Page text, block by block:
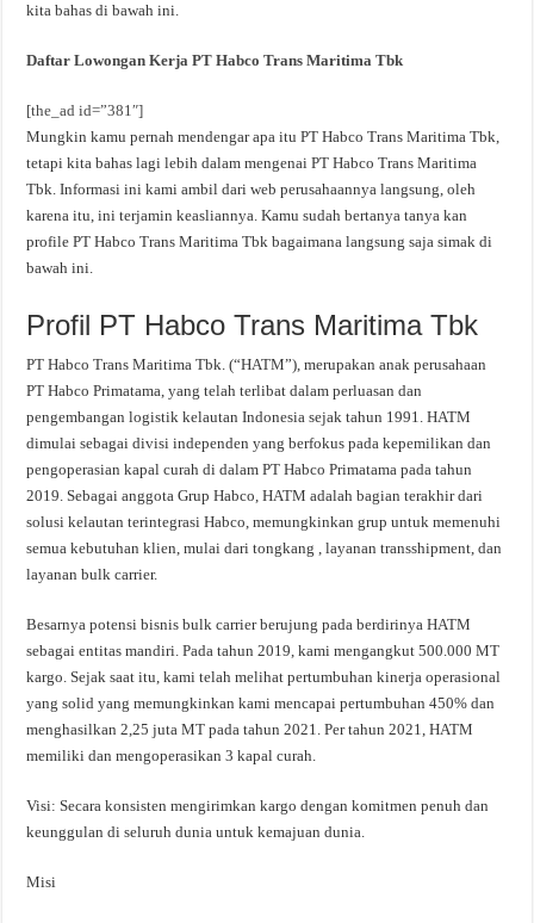
kita bahas di bawah ini.
Daftar Lowongan Kerja PT Habco Trans Maritima Tbk
[the_ad id=”381″]
Mungkin kamu pernah mendengar apa itu PT Habco Trans Maritima Tbk,
tetapi kita bahas lagi lebih dalam mengenai PT Habco Trans Maritima
Tbk. Informasi ini kami ambil dari web perusahaannya langsung, oleh
karena itu, ini terjamin keasliannya. Kamu sudah bertanya tanya kan
profile PT Habco Trans Maritima Tbk bagaimana langsung saja simak di
bawah ini.
Profil PT Habco Trans Maritima Tbk
PT Habco Trans Maritima Tbk. (“HATM”), merupakan anak perusahaan
PT Habco Primatama, yang telah terlibat dalam perluasan dan
pengembangan logistik kelautan Indonesia sejak tahun 1991. HATM
dimulai sebagai divisi independen yang berfokus pada kepemilikan dan
pengoperasian kapal curah di dalam PT Habco Primatama pada tahun
2019. Sebagai anggota Grup Habco, HATM adalah bagian terakhir dari
solusi kelautan terintegrasi Habco, memungkinkan grup untuk memenuhi
semua kebutuhan klien, mulai dari tongkang , layanan transshipment, dan
layanan bulk carrier.
Besarnya potensi bisnis bulk carrier berujung pada berdirinya HATM
sebagai entitas mandiri. Pada tahun 2019, kami mengangkut 500.000 MT
kargo. Sejak saat itu, kami telah melihat pertumbuhan kinerja operasional
yang solid yang memungkinkan kami mencapai pertumbuhan 450% dan
menghasilkan 2,25 juta MT pada tahun 2021. Per tahun 2021, HATM
memiliki dan mengoperasikan 3 kapal curah.
Visi: Secara konsisten mengirimkan kargo dengan komitmen penuh dan
keunggulan di seluruh dunia untuk kemajuan dunia.
Misi